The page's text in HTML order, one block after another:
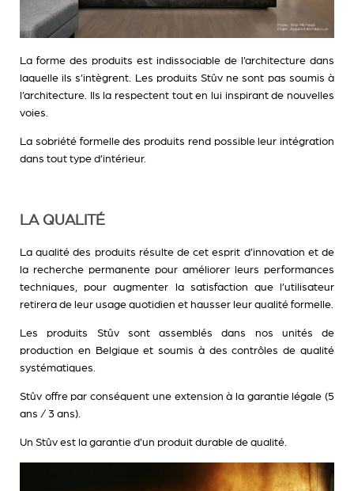
La forme des produits est indissociable de l’architecture dans
laquelle ils s’intègrent. Les produits Stûv ne sont pas soumis à
l’architecture. Ils la respectent tout en lui inspirant de nouvelles
voies.
La sobriété formelle des produits rend possible leur intégration
dans tout type d’intérieur.
LA QUALITÉ
La qualité des produits résulte de cet esprit d’innovation et de
la recherche permanente pour améliorer leurs performances
techniques, pour augmenter la satisfaction que l’utilisateur
retirera de leur usage quotidien et hausser leur qualité formelle.
Les produits Stûv sont assemblés dans nos unités de
production en Belgique et soumis à des contrôles de qualité
systématiques.
Stûv offre par conséquent une extension à la garantie légale (5
ans / 3 ans).
Un Stûv est la garantie d’un produit durable de qualité.